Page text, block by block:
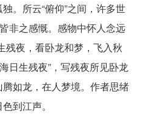
。所云“俯仰”之间，许多世
非之感慨。感物中怀人念远
残夜，看卧龙和梦，飞入秋
日生残夜”，写残夜所见卧龙
如龙，在人梦境。作者思绪
到江声。